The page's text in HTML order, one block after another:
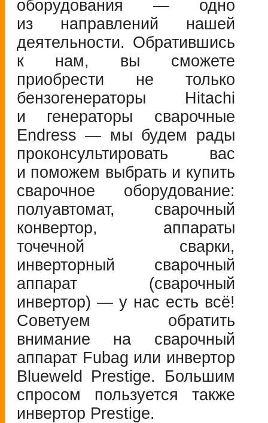
оборудования — одно
из направлений нашей
деятельности. Обратившись
к нам, вы сможете
приобрести не только
бензогенераторы Hitachi
и генераторы сварочные
Endress — мы будем рады
проконсультировать вас
и поможем выбрать и купить
сварочное оборудование:
полуавтомат, сварочный
конвертор, аппараты
точечной сварки,
инверторный сварочный
аппарат (сварочный
инвертор) — у нас есть всё!
Советуем обратить
внимание на сварочный
аппарат Fubag или инвертор
Blueweld Prestige. Большим
спросом пользуется также
инвертор Prestige.